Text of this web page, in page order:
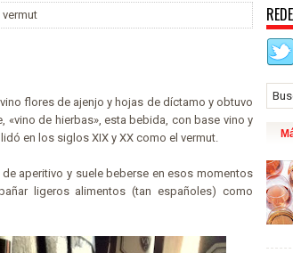
vermut
flores de ajenjo y hojas de díctamo y obtuvo
«vino de hierbas», esta bebida, con base vino y
en los siglos XIX y XX como el vermut.
aperitivo y suele beberse en esos momentos
ligeros alimentos (tan españoles) como